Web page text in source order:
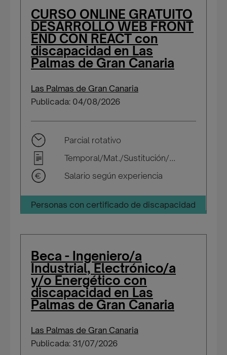
CURSO ONLINE GRATUITO
DESARROLLO WEB FRONT
END CON REACT con
discapacidad en Las
Palmas de Gran Canaria
Las Palmas de Gran Canaria
Publicada: 04/08/2026
Parcial rotativo
Temporal/Mat./Sustitución/...
Salario según experiencia
Personas con certificado de discapacidad
Beca - Ingeniero/a
Industrial, Electrónico/a
y/o Energético con
discapacidad en Las
Palmas de Gran Canaria
Las Palmas de Gran Canaria
Publicada: 31/07/2026